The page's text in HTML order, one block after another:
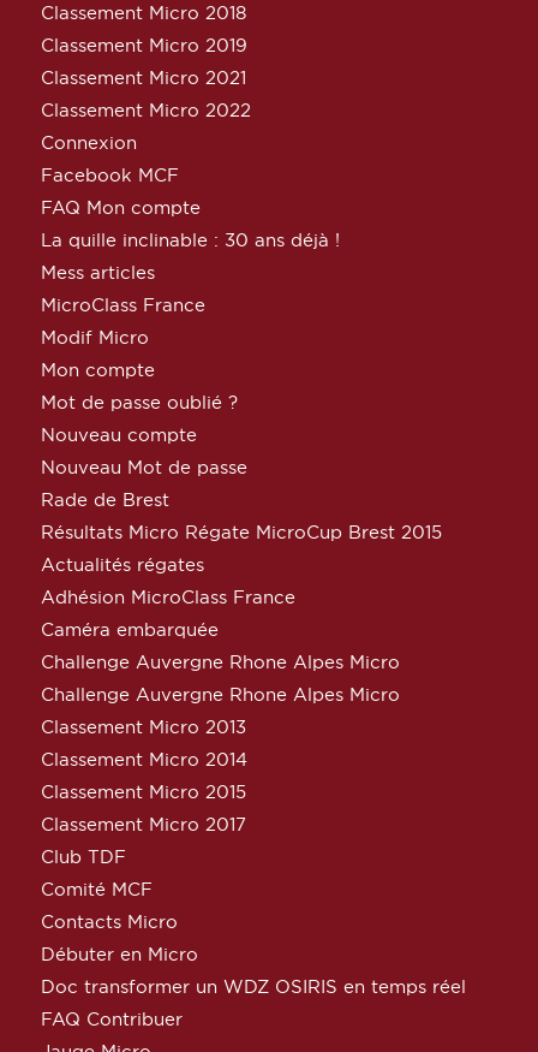
Classement Micro 2018
Classement Micro 2019
Classement Micro 2021
Classement Micro 2022
Connexion
Facebook MCF
FAQ Mon compte
La quille inclinable : 30 ans déjà !
Mess articles
MicroClass France
Modif Micro
Mon compte
Mot de passe oublié ?
Nouveau compte
Nouveau Mot de passe
Rade de Brest
Résultats Micro Régate MicroCup Brest 2015
Actualités régates
Adhésion MicroClass France
Caméra embarquée
Challenge Auvergne Rhone Alpes Micro
Challenge Auvergne Rhone Alpes Micro
Classement Micro 2013
Classement Micro 2014
Classement Micro 2015
Classement Micro 2017
Club TDF
Comité MCF
Contacts Micro
Débuter en Micro
Doc transformer un WDZ OSIRIS en temps réel
FAQ Contribuer